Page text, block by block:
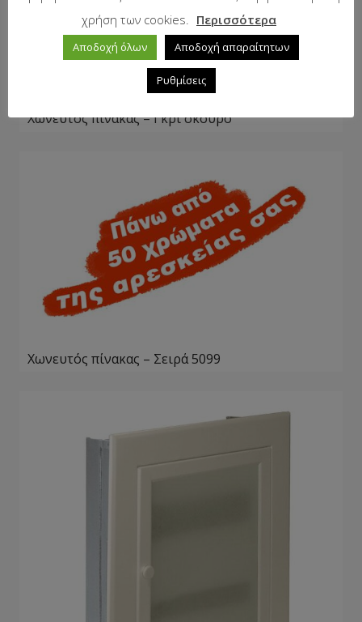
Χωνευτός πίνακας – Γκρι σκούρο
Χωνευτός πίνακας – Σειρά 5099
χρήση των cookies.
Περισσότερα
Αποδοχή όλων Αποδοχή απαραίτητων
Ρυθμίσεις